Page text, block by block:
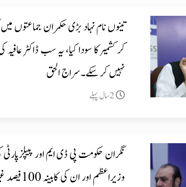
تینوں نام نہاد بڑی حکمران جماعتوں
کر کشمیر کا سودا کیا، یہ سب ڈاکٹر
نہیں کر سکے۔سراج الحق
نگران حکومت پی ڈی ایم اور
وزیراعظم